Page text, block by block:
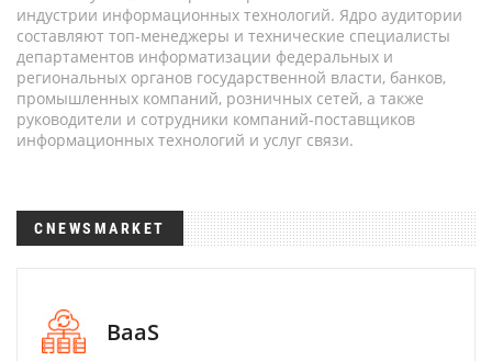
индустрии информационных технологий. Ядро аудитории
составляют топ-менеджеры и технические специалисты
департаментов информатизации федеральных и
региональных органов государственной власти, банков,
промышленных компаний, розничных сетей, а также
руководители и сотрудники компаний-поставщиков
информационных технологий и услуг связи.
CNEWSMARKET
BaaS